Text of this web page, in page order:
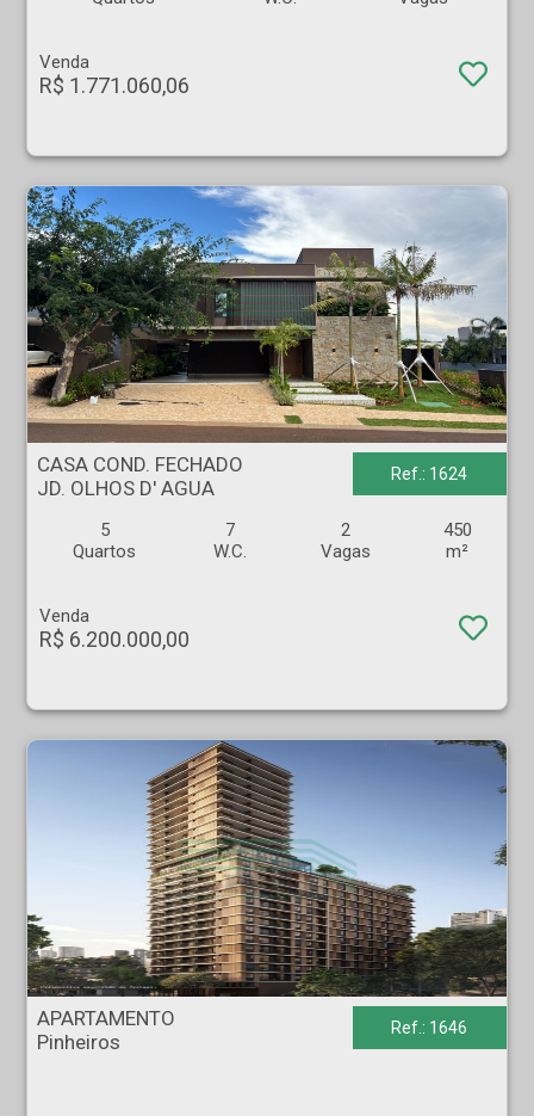
Venda
R$ 1.771.060,06
CASA COND. FECHADO
JD. OLHOS D' AGUA
Ref.: 1624
5
Quartos
7
W.C.
2
Vagas
450
m²
Venda
R$ 6.200.000,00
APARTAMENTO - Pinheiros - São Paulo
APARTAMENTO
Pinheiros
Ref.: 1646